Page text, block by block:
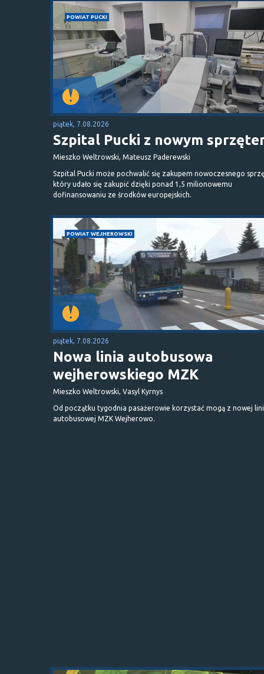
POWIAT PUCKI
piątek, 7.08.2026
Szpital Pucki z nowym
Mieszko Weltrowski, Mateusz Paderewski
Szpital Pucki może pochwalić się zakupem nowoczesnego
który udało się zakupić dzięki ponad 1,5 milionowemu
dofinansowaniu ze środków europejskich.
POWIAT WEJHEROWSKI
piątek, 7.08.2026
Nowa linia autobusowa
wejherowskiego MZK
Mieszko Weltrowski, Vasyl Kyrnys
Od początku tygodnia pasażerowie korzystać mogą z nowej
autobusowej MZK Wejherowo.